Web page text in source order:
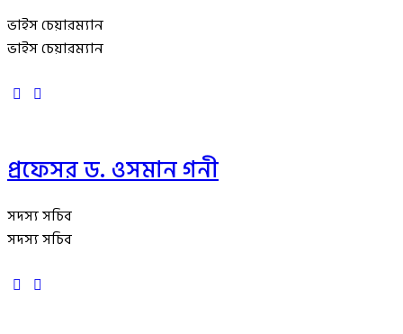
ভাইস চেয়ারম্যান
ভাইস চেয়ারম্যান
প্রফেসর ড. ওসমান গনী
সদস্য সচিব
সদস্য সচিব